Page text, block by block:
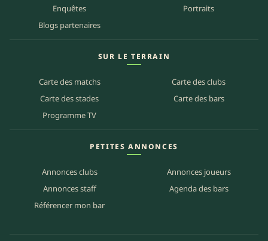
Enquêtes
Portraits
Blogs partenaires
SUR LE TERRAIN
Carte des matchs
Carte des clubs
Carte des stades
Carte des bars
Programme TV
PETITES ANNONCES
Annonces clubs
Annonces joueurs
Annonces staff
Agenda des bars
Référencer mon bar